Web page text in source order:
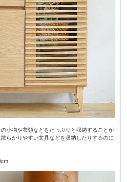
小物や衣類などをたっぷりと収納することが
らかりやすい文具などを収納したりするのに